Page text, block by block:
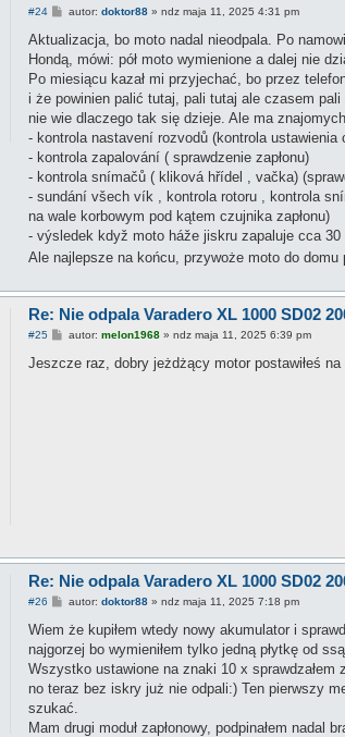
#24
P
s
autor: doktor88» ndz maja 11, 2025 4:31 pm
Aktualizacja, bo moto nadal nieodpala. Po
Hondą, mówi: pół moto wymienione a dalej nie
Po miesiącu kazał mi przyjechać, bo przez
i że powinien palić tutaj, pali tutaj ale czasem
nie wie dlaczego tak się dzieje. Ale ma
- kontrola nastavení rozvodů (kontrola ustawienia
- kontrola zapalování ( sprawdzenie zapłonu)
- kontrola snímačů ( kliková hřídel , vačka)
- sundání všech vík , kontrola rotoru , kontrola
na wale korbowym pod kątem czujnika zapłonu)
- výsledek když moto háže jiskru zapaluje cca
Ale najlepsze na końcu, przywoże moto do
Re: Nie odpala Varadero XL 1000 SD02
#25
P
s
autor: melon1968» ndz maja 11, 2025 6:39 pm
Jeszcze raz, dobry jeżdżący motor postawiłeś
Re: Nie odpala Varadero XL 1000 SD02
#26
P
s
autor: doktor88» ndz maja 11, 2025 7:18 pm
Wiem że kupiłem wtedy nowy akumulator i
najgorzej bo wymieniłem tylko jedną płytkę od
Wszystko ustawione na znaki 10 x
no teraz bez iskry już nie odpali:) Ten pierwszy
szukać.
Mam drugi moduł zapłonowy, podpinałem nadal